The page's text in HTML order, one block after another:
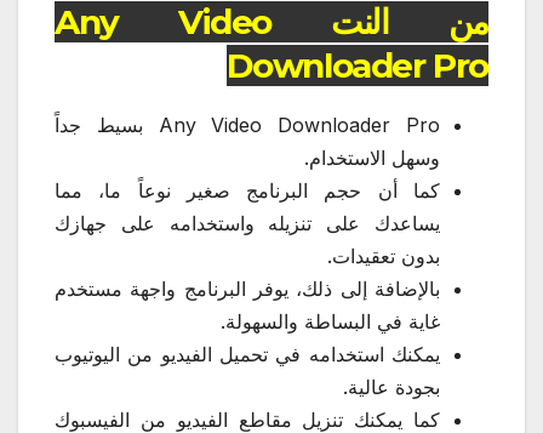
من النت Any Video
Downloader Pro
Any Video Downloader Pro بسيط جداً
وسهل الاستخدام.
كما أن حجم البرنامج صغير نوعاً ما، مما
يساعدك على تنزيله واستخدامه على جهازك
بدون تعقيدات.
بالإضافة إلى ذلك، يوفر البرنامج واجهة مستخدم
غاية في البساطة والسهولة.
يمكنك استخدامه في تحميل الفيديو من اليوتيوب
بجودة عالية.
كما يمكنك تنزيل مقاطع الفيديو من الفيسبوك